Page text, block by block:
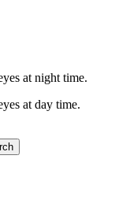
at night time.
at day time.